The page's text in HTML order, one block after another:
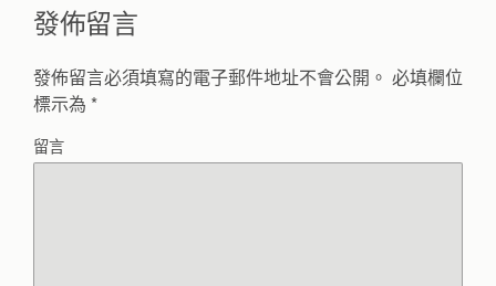
發佈留言
發佈留言必須填寫的電子郵件地址不會公開。 必填欄位
標示為 *
留言